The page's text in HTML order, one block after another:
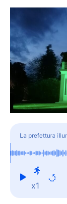
La prefettura
agli scomparsi
x1